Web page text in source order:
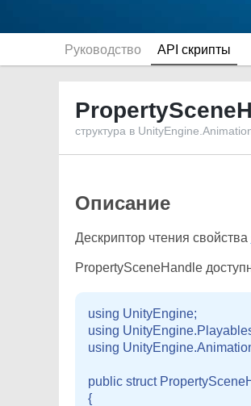
Руководство API скрипты
структура в
Описание
Дескриптор чтения свойства
PropertySceneHandle
using UnityEngine;
using
using
public struct
{